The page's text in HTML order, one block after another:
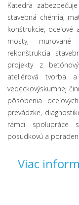
Katedra
stavebná chémia,
konštrukcie, oceľové
mosty,
rekonštrukcia
projekty z
ateliérová tvorba
vedeckovýskumnej
pôsobenia
prevádzke,
rámci spolupráce
posudkovú a
Viac